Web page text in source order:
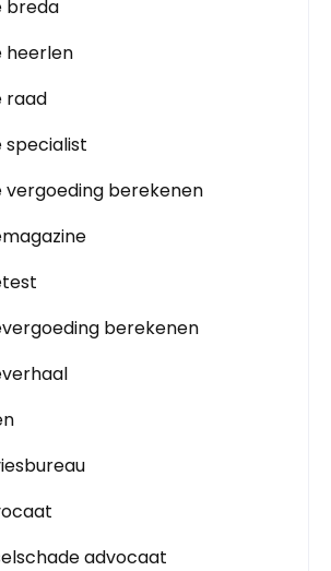
breda
heerlen
raad
specialist
vergoeding berekenen
berekenen
advocaat